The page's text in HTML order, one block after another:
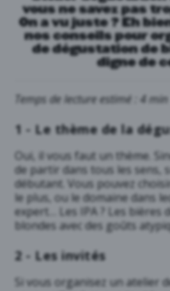
vous ne savez pas
On a vu juste ? Eh
nos conseils pour
de dégustation de
digne de
Temps de lecture estimé : 4 min
1 - Le thème de la
Oui, il vous faut un thème.
de partir dans tous les sens,
débutant. Vous pouvez
le plus, ou le domaine dans
expert… Les IPA ? Les bières
blondes avec des goûts
2 - Les invités
Si vous organisez un atelier